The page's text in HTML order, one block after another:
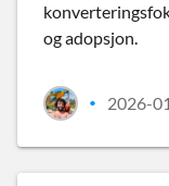
og adopsjon.
• 2026-